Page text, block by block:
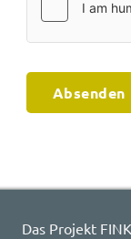
Das Projekt